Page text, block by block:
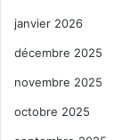
janvier 2026
décembre 2025
novembre 2025
octobre 2025